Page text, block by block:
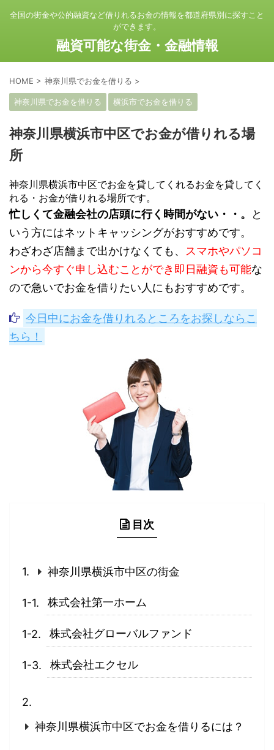
全国の街金や公的融資など借りれるお金の情報を都道府県別に探すこと
ができます。
融資可能な街金・金融情報
HOME > 神奈川県でお金を借りる >
神奈川県でお金を借りる 横浜市でお金を借りる
神奈川県横浜市中区でお金が借りれる場
所
神奈川県横浜市中区でお金を貸してくれるお金を貸してく
れる・お金が借りれる場所です。
忙しくて金融会社の店頭に行く時間がない・・。
と
いう方にはネットキャッシングがおすすめです。
わざわざ店舗まで出かけなくても、
スマホやパソコ
ンから今すぐ申し込むことができ即日融資も可能な
ので急いでお金を借りたい人にもおすすめです。
今日中にお金を借りれるところをお探しならこ
ちら！
目次
神奈川県横浜市中区の街金
株式会社第一ホーム
株式会社グローバルファンド
株式会社エクセル
神奈川県横浜市中区でお金を借りるには？